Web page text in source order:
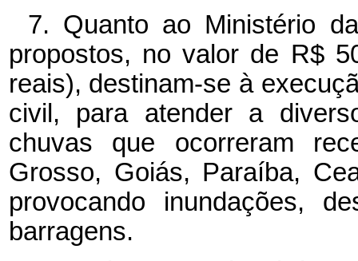
7. Quanto ao Ministério
propostos, no valor de R$
reais), destinam-se à
civil, para atender a
chuvas que ocorreram
Grosso, Goiás, Paraíba,
provocando inundações,
barragens.